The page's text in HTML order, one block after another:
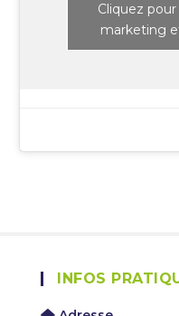
Cliquez
marketing
INFOS